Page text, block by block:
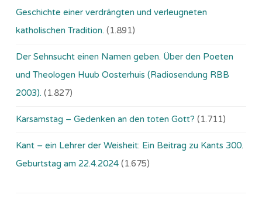
Geschichte einer verdrängten und verleugneten
katholischen Tradition. (1.891)
Der Sehnsucht einen Namen geben. Über den Poeten
und Theologen Huub Oosterhuis (Ra­dio­sen­dung RBB
2003). (1.827)
Karsamstag – Gedenken an den toten Gott? (1.711)
Kant – ein Lehrer der Weisheit: Ein Beitrag zu Kants 300.
Geburtstag am 22.4.2024 (1.675)